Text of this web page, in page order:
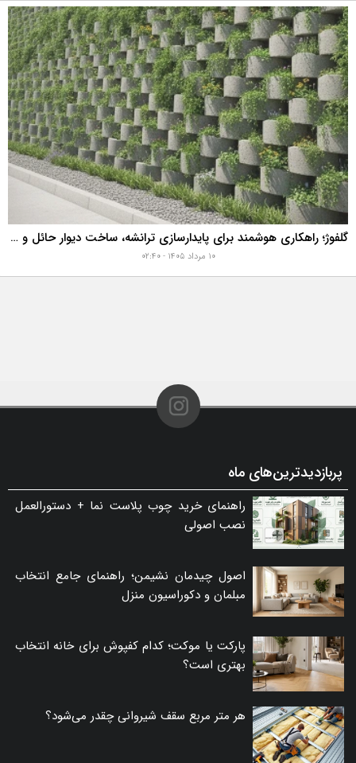
گلفوژ؛ راهکاری هوشمند برای پایدارسازی ترانشه، ساخت دیوار حائل و زیباسازی شهری
پربازدیدترین‌های ماه
راهنمای خرید چوب پلاست نما + دستورالعمل
نصب اصولی
اصول چیدمان نشیمن؛ راهنمای جامع انتخاب
مبلمان و دکوراسیون منزل
پارکت یا موکت؛ کدام کفپوش برای خانه انتخاب
بهتری است؟
هر متر مربع سقف شیروانی چقدر می‌شود؟